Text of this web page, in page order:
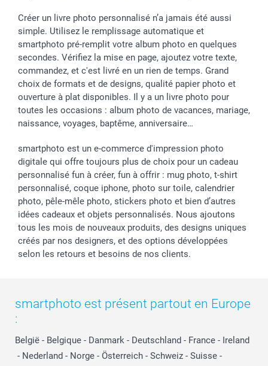
Créer un livre photo personnalisé n’a jamais été aussi
simple. Utilisez le remplissage automatique et
smartphoto pré-remplit votre album photo en quelques
secondes. Vérifiez la mise en page, ajoutez votre texte,
commandez, et c'est livré en un rien de temps. Grand
choix de formats et de designs, qualité papier photo et
ouverture à plat disponibles. Il y a un livre photo pour
toutes les occasions : album photo de vacances, mariage,
naissance, voyages, baptême, anniversaire…
smartphoto est un e-commerce d'impression photo
digitale qui offre toujours plus de choix pour un cadeau
personnalisé fun à créer, fun à offrir : mug photo, t-shirt
personnalisé, coque iphone, photo sur toile, calendrier
photo, pêle-mêle photo, stickers photo et bien d’autres
idées cadeaux et objets personnalisés. Nous ajoutons
tous les mois de nouveaux produits, des designs uniques
créés par nos designers, et des options développées
selon les retours et besoins de nos clients.
smartphoto est présent partout en Europe
:
België - Belgique - Danmark - Deutschland - France - Ireland
- Nederland - Norge - Österreich - Schweiz - Suisse -